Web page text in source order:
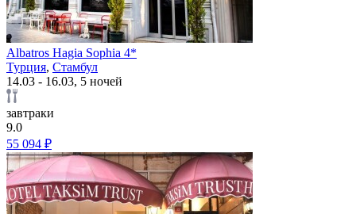
Albatros Hagia Sophia 4*
Турция, Стамбул
14.03 - 16.03, 5 ночей
завтраки
9.0
55 094 ₽